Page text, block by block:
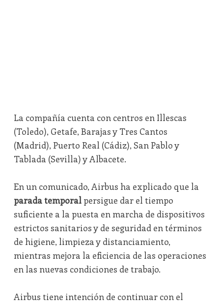
La compañía cuenta con centros en Illescas
(Toledo), Getafe, Barajas y Tres Cantos
(Madrid), Puerto Real (Cádiz), San Pablo y
Tablada (Sevilla) y Albacete.
En un comunicado, Airbus ha explicado que la
parada temporalpersigue dar el tiempo
suficiente a la puesta en marcha de dispositivos
estrictos sanitarios y de seguridad en términos
de higiene, limpieza y distanciamiento,
mientras mejora la eficiencia de las operaciones
en las nuevas condiciones de trabajo.
Airbus tiene intención de continuar con el